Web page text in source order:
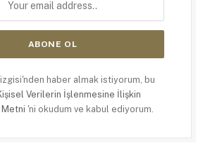
haber almak istiyorum, bu
Verilerin İşlenmesine İlişkin
Metni 'ni okudum ve kabul ediyorum.